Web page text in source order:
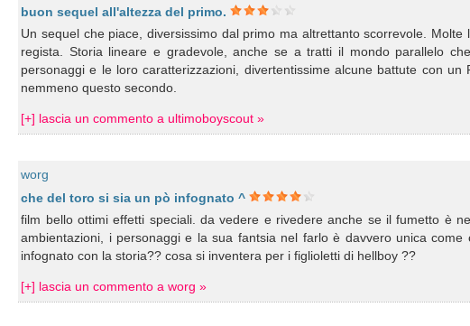
buon sequel all'altezza del primo.
Un sequel che piace, diversissimo dal primo ma altrettanto scorrevole.
regista. Storia lineare e gradevole, anche se a tratti il mondo parallelo
personaggi e le loro caratterizzazioni, divertentissime alcune battute con
nemmeno questo secondo.
[+] lascia un commento a ultimoboyscout »
worg
che del toro si sia un pò infognato ^
film bello ottimi effetti speciali. da vedere e rivedere anche se il fumetto è
ambientazioni, i personaggi e la sua fantsia nel farlo è davvero unica
infognato con la storia?? cosa si inventera per i figlioletti di hellboy ??
[+] lascia un commento a worg »